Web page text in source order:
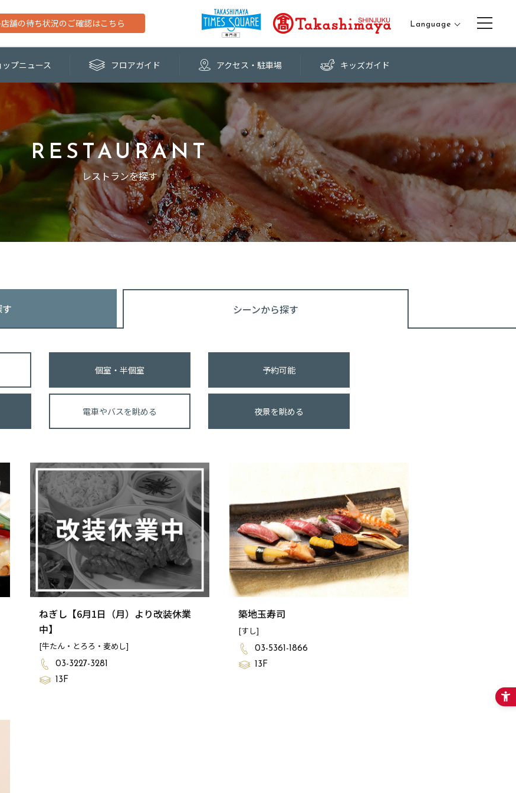
舗の待ち状況のご確認はこちら Language
日本語
ップニュース フロアガイド アクセス・駐車場 キッズガイド
RESTAURANT
レストランを探す
シーンから探す
個室・半個室 予約可能
電車やバスを眺める 夜景を眺める
ねぎし【6月1日（月）より改装休業
中】
[牛たん・とろろ・麦めし]
03-3227-3281
13F
築地玉寿司
[すし]
03-5361-1866
13F